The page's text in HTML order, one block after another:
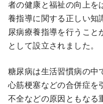
者の健康と福祉の向上を
養指導に関する正しい知
尿病療養指導を行うこと
として設立されました。
糖尿病は生活習慣病の中
心筋梗塞などの合併症を
不全などの原因ともなる